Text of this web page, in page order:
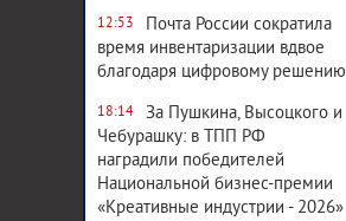
12:53
Почта России сократила
время инвентаризации вдвое
благодаря цифровому решению
18:14
За Пушкина, Высоцкого и
Чебурашку: в ТПП РФ
наградили победителей
Национальной бизнес-премии
«Креативные индустрии - 2026»